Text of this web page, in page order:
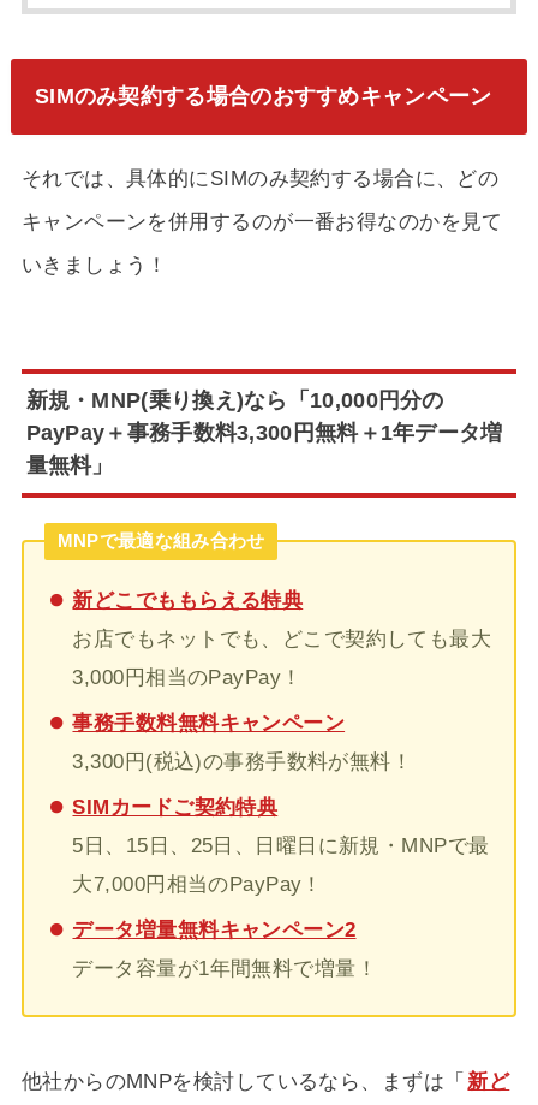
SIMのみ契約する場合のおすすめキャンペーン
それでは、具体的にSIMのみ契約する場合に、どの
キャンペーンを併用するのが一番お得なのかを見て
いきましょう！
新規・MNP(乗り換え)なら「10,000円分の
PayPay＋事務手数料3,300円無料＋1年データ増
量無料」
MNPで最適な組み合わせ
新どこでももらえる特典
お店でもネットでも、どこで契約しても最大
3,000円相当のPayPay！
事務手数料無料キャンペーン
3,300円(税込)の事務手数料が無料！
SIMカードご契約特典
5日、15日、25日、日曜日に新規・MNPで最
大7,000円相当のPayPay！
データ増量無料キャンペーン2
データ容量が1年間無料で増量！
他社からのMNPを検討しているなら、まずは「 新ど